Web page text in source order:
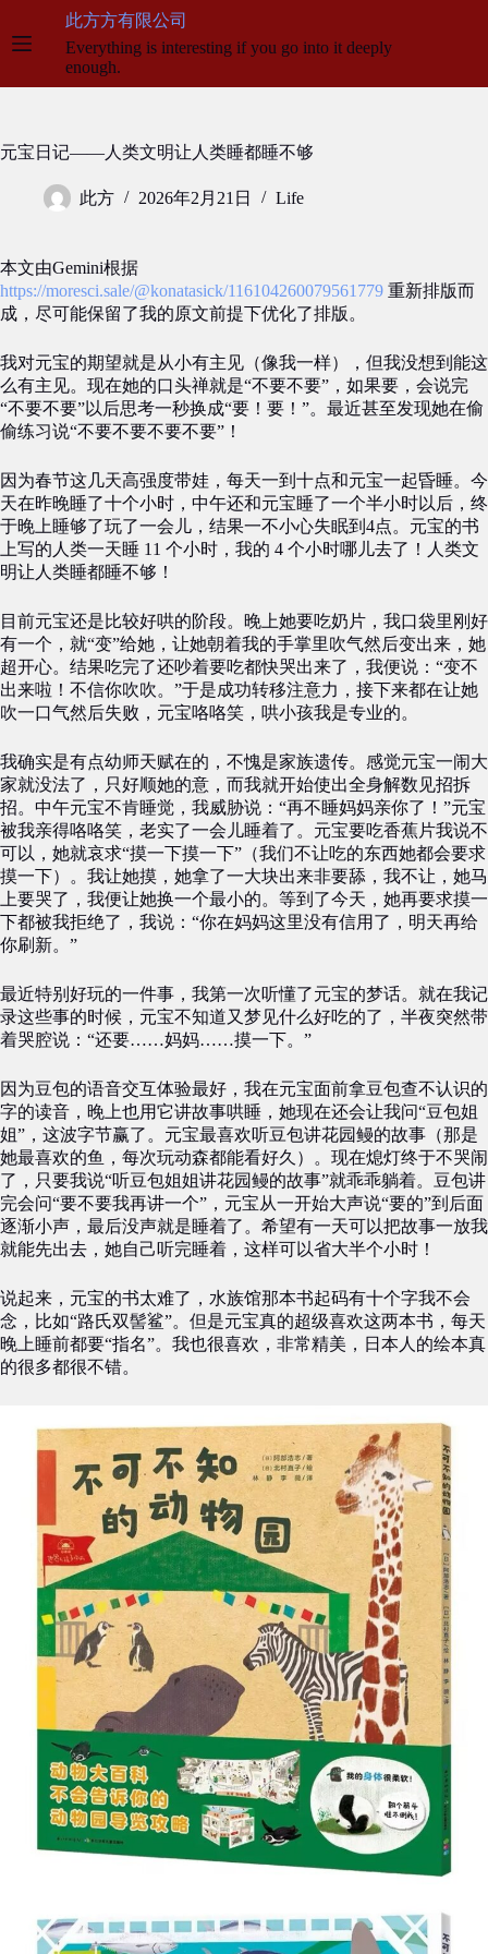
至
内
此方方有限公司
Everything is interesting if you go into it deeply
enough.
元宝日记——人类文明让人类睡都睡不够
此方 2026年2月21日 Life
本文由Gemini根据
https://moresci.sale/@konatasick/116104260079561779 重新排版而
成，尽可能保留了我的原文前提下优化了排版。
我对元宝的期望就是从小有主见（像我一样），但我没想到能这
么有主见。现在她的口头禅就是“不要不要”，如果要，会说完
“不要不要”以后思考一秒换成“要！要！”。最近甚至发现她在偷
偷练习说“不要不要不要不要”！
因为春节这几天高强度带娃，每天一到十点和元宝一起昏睡。今
天在昨晚睡了十个小时，中午还和元宝睡了一个半小时以后，终
于晚上睡够了玩了一会儿，结果一不小心失眠到4点。元宝的书
上写的人类一天睡 11 个小时，我的 4 个小时哪儿去了！人类文
明让人类睡都睡不够！
目前元宝还是比较好哄的阶段。晚上她要吃奶片，我口袋里刚好
有一个，就“变”给她，让她朝着我的手掌里吹气然后变出来，她
超开心。结果吃完了还吵着要吃都快哭出来了，我便说：“变不
出来啦！不信你吹吹。”于是成功转移注意力，接下来都在让她
吹一口气然后失败，元宝咯咯笑，哄小孩我是专业的。
我确实是有点幼师天赋在的，不愧是家族遗传。感觉元宝一闹大
家就没法了，只好顺她的意，而我就开始使出全身解数见招拆
招。中午元宝不肯睡觉，我威胁说：“再不睡妈妈亲你了！”元宝
被我亲得咯咯笑，老实了一会儿睡着了。元宝要吃香蕉片我说不
可以，她就哀求“摸一下摸一下”（我们不让吃的东西她都会要求
摸一下）。我让她摸，她拿了一大块出来非要舔，我不让，她马
上要哭了，我便让她换一个最小的。等到了今天，她再要求摸一
下都被我拒绝了，我说：“你在妈妈这里没有信用了，明天再给
你刷新。”
最近特别好玩的一件事，我第一次听懂了元宝的梦话。就在我记
录这些事的时候，元宝不知道又梦见什么好吃的了，半夜突然带
着哭腔说：“还要……妈妈……摸一下。”
因为豆包的语音交互体验最好，我在元宝面前拿豆包查不认识的
字的读音，晚上也用它讲故事哄睡，她现在还会让我问“豆包姐
姐”，这波字节赢了。元宝最喜欢听豆包讲花园鳗的故事（那是
她最喜欢的鱼，每次玩动森都能看好久）。现在熄灯终于不哭闹
了，只要我说“听豆包姐姐讲花园鳗的故事”就乖乖躺着。豆包讲
完会问“要不要我再讲一个”，元宝从一开始大声说“要的”到后面
逐渐小声，最后没声就是睡着了。希望有一天可以把故事一放我
就能先出去，她自己听完睡着，这样可以省大半个小时！
说起来，元宝的书太难了，水族馆那本书起码有十个字我不会
念，比如“路氏双髻鲨”。但是元宝真的超级喜欢这两本书，每天
晚上睡前都要“指名”。我也很喜欢，非常精美，日本人的绘本真
的很多都很不错。